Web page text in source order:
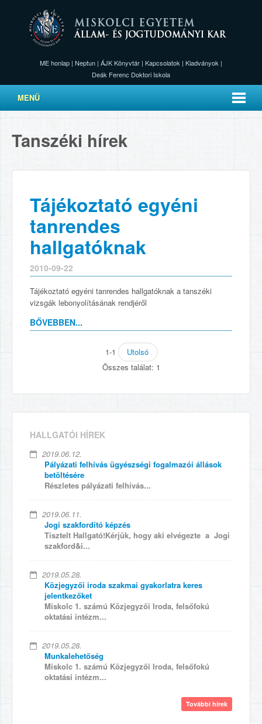
ME honlap | Neptun | ÁJK Könyvtár | Kapcsolatok | Kiadványok |
Deák Ferenc Doktori Iskola
MENÜ
Tanszéki hírek
Tájékoztató egyéni
tanrendes
hallgatóknak
2010-09-22
Tájékoztató egyéni tanrendes hallgatóknak a tanszéki
vizsgák lebonyolításának rendjéről
BŐVEBBEN...
1-1
Utolsó
Összes találat: 1
HALLGATÓI HÍREK
2019.06.12.
Pályázati felhívás ügyészségi fogalmazói állások
betöltésére
Részletes pályázati felhívás...
2019.06.11.
Jogi szakfordító képzés
Tisztelt Hallgató!Kérjük, hogy aki elvégezte a Jogi
szakford&i...
2019.05.28.
Közjegyzői iroda szakmai gyakorlatra keres
jelentkezőket
Miskolc 1. számú Közjegyzői Iroda, felsőfokú
oktatási intézm...
2019.05.28.
Munkalehetőség
Miskolc 1. számú Közjegyzői Iroda, felsőfokú
oktatási intézm...
További hírek